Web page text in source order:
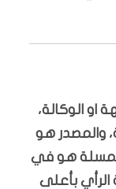
او الوكالة،
والمصدر هو
هو في
الرأي بأعلى